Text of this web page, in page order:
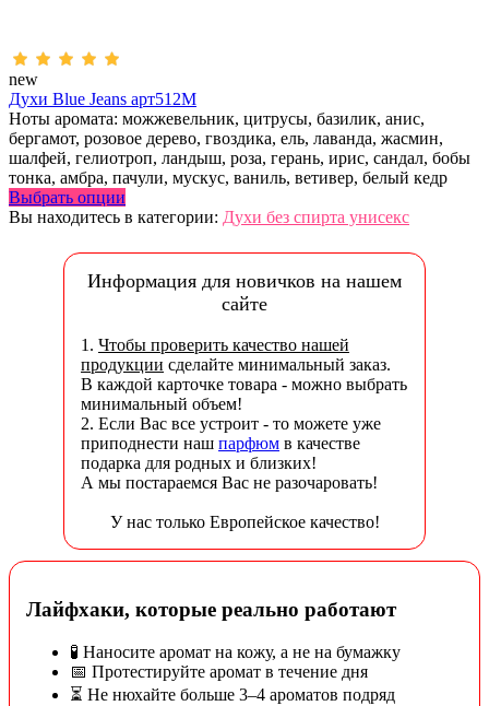
new
Духи Blue Jeans арт512M
Ноты аромата: можжевельник, цитрусы, базилик, анис,
бергамот, розовое дерево, гвоздика, ель, лаванда, жасмин,
шалфей, гелиотроп, ландыш, роза, герань, ирис, сандал, бобы
тонка, амбра, пачули, мускус, ваниль, ветивер, белый кедр
Выбрать опции
Вы находитесь в категории: Духи без спирта унисекс
Информация для новичков на нашем
сайте
1. Чтобы проверить качество нашей
продукции сделайте минимальный заказ.
В каждой карточке товара - можно выбрать
минимальный объем!
2. Если Вас все устроит - то можете уже
приподнести наш парфюм в качестве
подарка для родных и близких!
А мы постараемся Вас не разочаровать!
У нас только Европейское качество!
Лайфхаки, которые реально работают
🧪 Наносите аромат на кожу, а не на бумажку
📅 Протестируйте аромат в течение дня
⏳ Не нюхайте больше 3–4 ароматов подряд